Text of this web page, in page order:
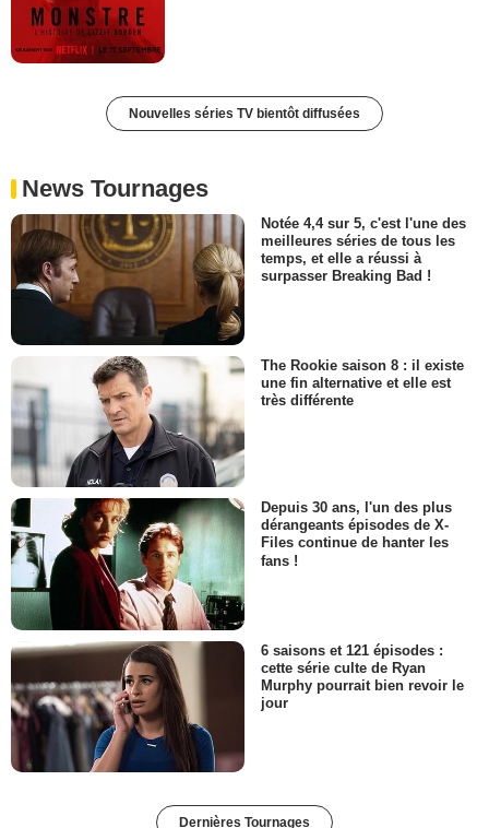
Nouvelles séries TV bientôt diffusées
News Tournages
Notée 4,4 sur 5, c'est l'une des
meilleures séries de tous les
temps, et elle a réussi à
surpasser Breaking Bad !
The Rookie saison 8 : il existe
une fin alternative et elle est
très différente
Depuis 30 ans, l'un des plus
dérangeants épisodes de X-
Files continue de hanter les
fans !
6 saisons et 121 épisodes :
cette série culte de Ryan
Murphy pourrait bien revoir le
jour
Dernières Tournages